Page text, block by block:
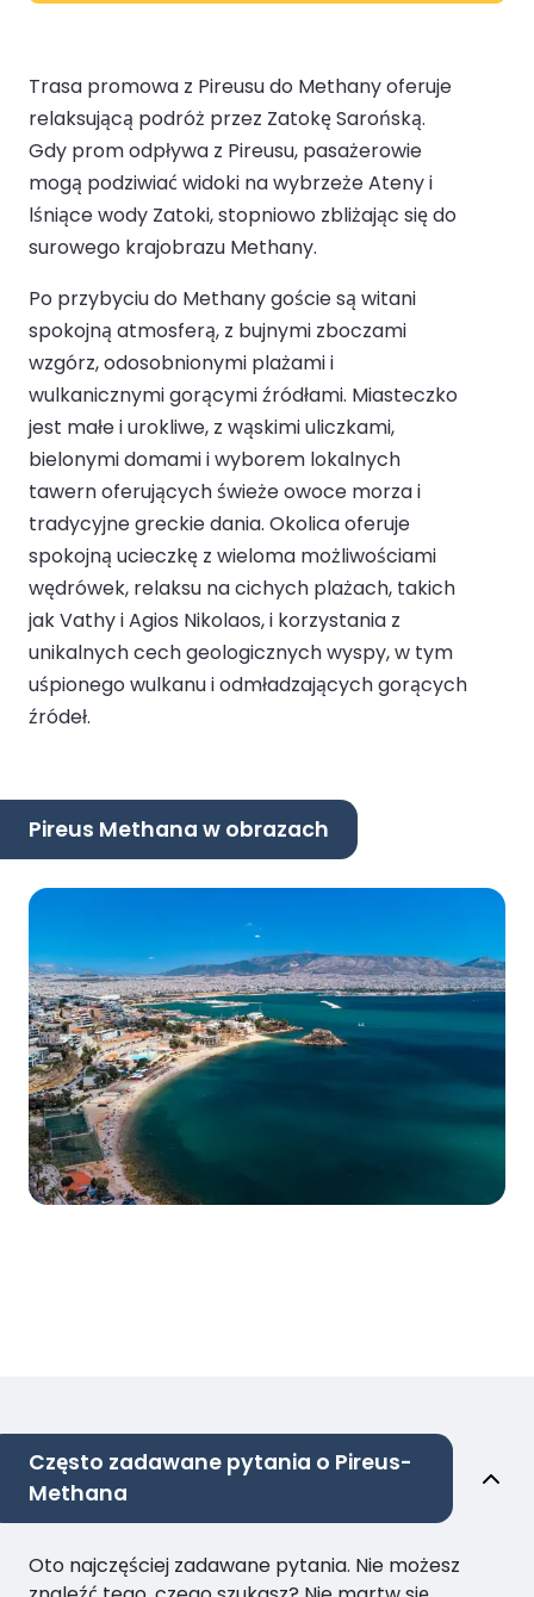
Trasa promowa z Pireusu do Methany oferuje
relaksującą podróż przez Zatokę Sarońską.
Gdy prom odpływa z Pireusu, pasażerowie
mogą podziwiać widoki na wybrzeże Ateny i
lśniące wody Zatoki, stopniowo zbliżając się do
surowego krajobrazu Methany.
Po przybyciu do Methany goście są witani
spokojną atmosferą, z bujnymi zboczami
wzgórz, odosobnionymi plażami i
wulkanicznymi gorącymi źródłami. Miasteczko
jest małe i urokliwe, z wąskimi uliczkami,
bielonymi domami i wyborem lokalnych
tawern oferujących świeże owoce morza i
tradycyjne greckie dania. Okolica oferuje
spokojną ucieczkę z wieloma możliwościami
wędrówek, relaksu na cichych plażach, takich
jak Vathy i Agios Nikolaos, i korzystania z
unikalnych cech geologicznych wyspy, w tym
uśpionego wulkanu i odmładzających gorących
źródeł.
Pireus Methana w obrazach
Często zadawane pytania o Pireus-
Methana
Oto najczęściej zadawane pytania. Nie możesz